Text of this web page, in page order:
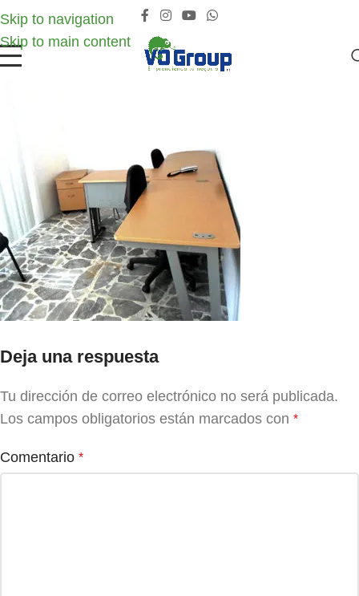
Skip to navigation
Skip to main content
Deja una respuesta
Tu dirección de correo electrónico no será publicada.
Los campos obligatorios están marcados con *
Comentario *